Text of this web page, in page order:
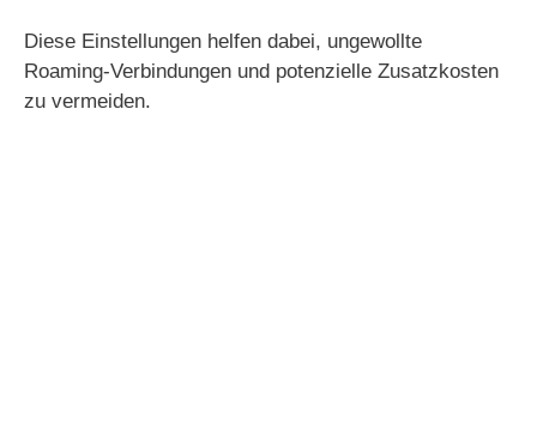
Diese Einstellungen helfen dabei, ungewollte
Roaming-Verbindungen und potenzielle Zusatzkosten
zu vermeiden.